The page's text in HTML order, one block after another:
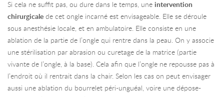
Si cela ne suffit pas, ou dure dans le temps, une intervention
chirurgicale de cet ongle incarné est envisageable. Elle se déroule
sous anesthésie locale, et en ambulatoire. Elle consiste en une
ablation de la partie de l’ongle qui rentre dans la peau. On y associe
une stérilisation par abrasion ou curetage de la matrice (partie
vivante de l’ongle, à la base). Cela afin que l’ongle ne repousse pas à
l’endroit où il rentrait dans la chair. Selon les cas on peut envisager
aussi une ablation du bourrelet péri-unguéal, voire une dépose-